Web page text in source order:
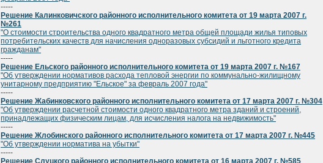
-----
Решение Калинковичского районного исполнительного комитета от 19 марта 2007 г.
№261
"О стоимости строительства одного квадратного метра общей площади жилья типовых
потребительских качеств для начисления одноразовых субсидий и льготного кредита
гражданам"
-----
Решение Ельского районного исполнительного комитета от 19 марта 2007 г. №167
"Об утверждении нормативов расхода тепловой энергии по коммунально-жилищному
унитарному предприятию "Ельское" за февраль 2007 года"
-----
Решение Жабинковского районного исполнительного комитета от 17 марта 2007 г. №304
"Об утверждении расчетной стоимости одного квадратного метра зданий и строений,
принадлежащих физическим лицам, для исчисления налога на недвижимость"
-----
Решение Жлобинского районного исполнительного комитета от 17 марта 2007 г. №445
"Об утверждении норматива на убытки"
-----
Решение Слуцкого районного исполнительного комитета от 16 марта 2007 г. №585